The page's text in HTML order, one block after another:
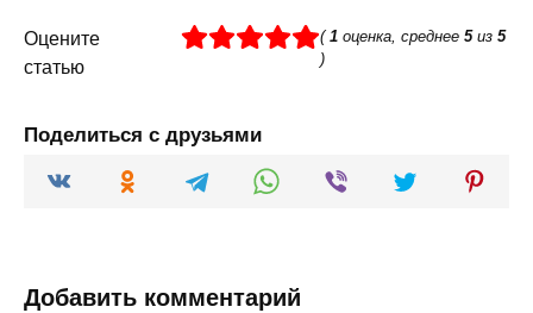
Оцените
статью
(1оценка, среднее 5из 5
)
Поделиться с друзьями
Добавить комментарий